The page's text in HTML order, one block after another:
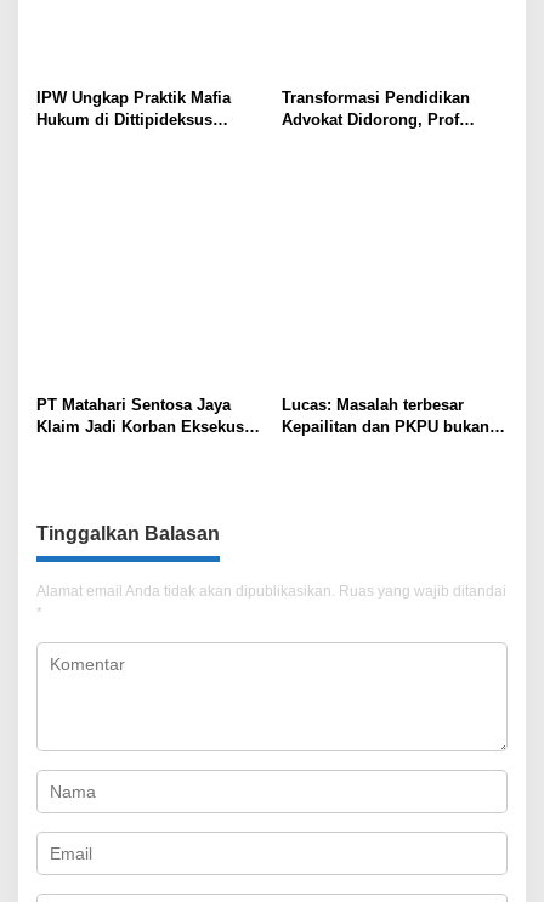
IPW Ungkap Praktik Mafia
Hukum di Dittipideksus
Transformasi Pendidikan
Advokat Didorong, Prof
PT Matahari Sentosa Jaya
Klaim Jadi Korban Eksekusi
Lucas: Masalah terbesar
Kepailitan dan PKPU bukan
Tinggalkan Balasan
Alamat email Anda tidak akan dipublikasikan. Ruas yang wajib ditandai
*